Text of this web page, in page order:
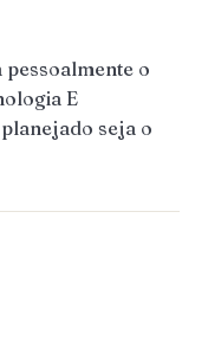
o
E
seja o